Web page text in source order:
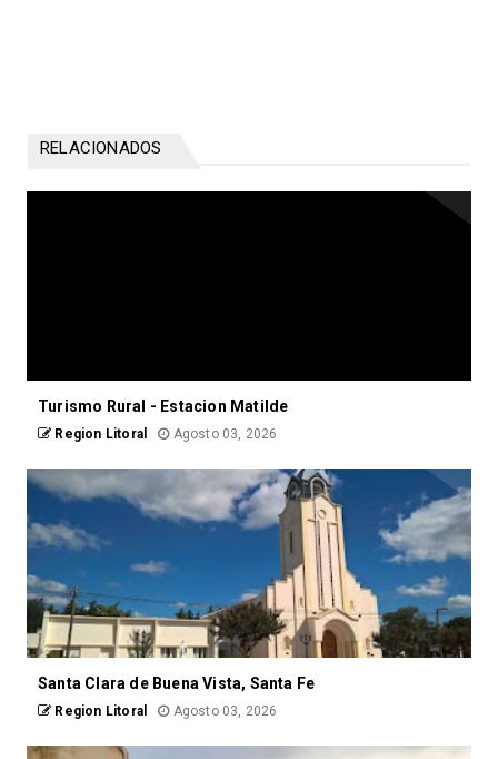
RELACIONADOS
Turismo Rural - Estacion Matilde
Region Litoral Agosto 03, 2026
Santa Clara de Buena Vista, Santa Fe
Region Litoral Agosto 03, 2026